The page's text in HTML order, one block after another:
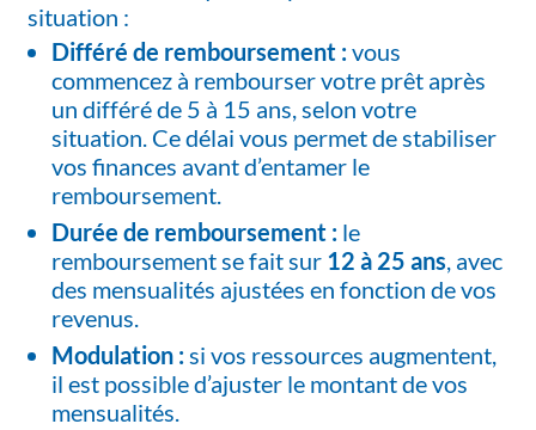
situation :
Différé de remboursement :vous
commencez à rembourser votre prêt après
un différé de 5 à 15 ans, selon votre
situation. Ce délai vous permet de stabiliser
vos finances avant d’entamer le
remboursement.
Durée de remboursement :le
remboursement se fait sur 12 à 25 ans, avec
des mensualités ajustées en fonction de vos
revenus.
Modulation :si vos ressources augmentent,
il est possible d’ajuster le montant de vos
mensualités.